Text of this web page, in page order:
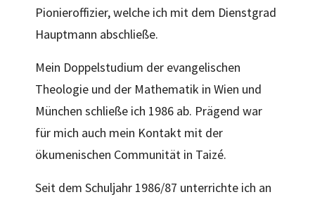
Pionieroffizier, welche ich mit dem Dienstgrad
Hauptmann abschließe.
Mein Doppelstudium der evangelischen
Theologie und der Mathematik in Wien und
München schließe ich 1986 ab. Prägend war
für mich auch mein Kontakt mit der
ökumenischen Communität in Taizé.
Seit dem Schuljahr 1986/87 unterrichte ich an